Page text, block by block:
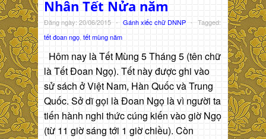
Nhân Tết Nửa năm
Đăng ngày: 20/06/2015 - Gánh xiếc chữ DNNP - Tagged:
tết đoan ngọ tết mùng năm
Hôm nay là Tết Mùng 5 Tháng 5 (tên chữ
là Tết Đoan Ngọ). Tết này được ghi vào
sử sách ở Việt Nam, Hàn Quốc và Trung
Quốc. Sở dĩ gọi là Đoan Ngọ là vì người ta
tiến hành nghi thức cúng kiến vào giờ Ngọ
(từ 11 giờ sáng tới 1 giờ chiều). Còn